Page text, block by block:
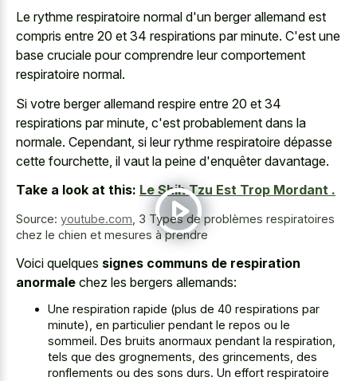
Le rythme respiratoire normal d'un berger allemand est
compris entre 20 et 34 respirations par minute. C'est une
base cruciale pour comprendre leur comportement
respiratoire normal.
Si votre berger allemand respire entre 20 et 34
respirations par minute, c'est probablement dans la
normale. Cependant, si leur rythme respiratoire dépasse
cette fourchette, il vaut la peine d'enquêter davantage.
Take a look at this: Le Shih Tzu Est Trop Mordant .
Source: youtube.com 3 Types de problèmes respiratoires
chez le chien et mesures à prendre
Voici quelques signes communs de respiration
anormale chez les bergers allemands:
Une respiration rapide (plus de 40 respirations par
minute), en particulier pendant le repos ou le
sommeil. Des bruits anormaux pendant la respiration,
tels que des grognements, des grincements, des
ronflements ou des sons durs. Un effort respiratoire